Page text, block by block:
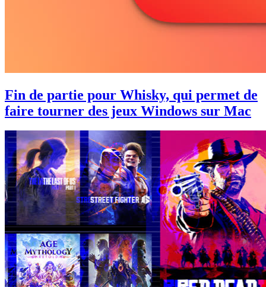
Fin de partie pour Whisky, qui permet de
faire tourner des jeux Windows sur Mac